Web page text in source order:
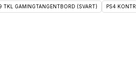
TKL GAMINGTANGENTBORD (SVART) PS4